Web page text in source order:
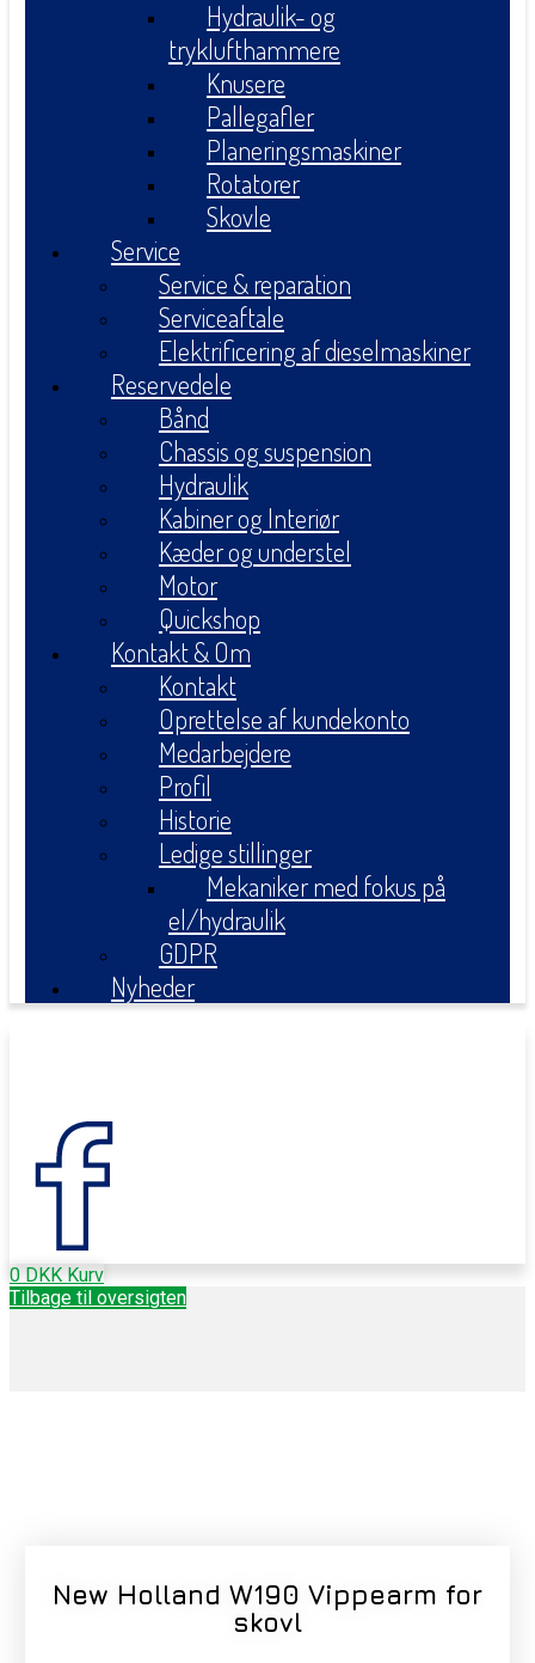
Hydraulik- og
tryklufthammere
Knusere
Pallegafler
Planeringsmaskiner
Rotatorer
Skovle
Service
Service & reparation
Serviceaftale
Elektrificering af dieselmaskiner
Reservedele
Bånd
Chassis og suspension
Hydraulik
Kabiner og Interiør
Kæder og understel
Motor
Quickshop
Kontakt & Om
Kontakt
Oprettelse af kundekonto
Medarbejdere
Profil
Historie
Ledige stillinger
Mekaniker med fokus på
el/hydraulik
GDPR
Nyheder
0 DKK Kurv
Tilbage til oversigten
New Holland W190 Vippearm for
skovl